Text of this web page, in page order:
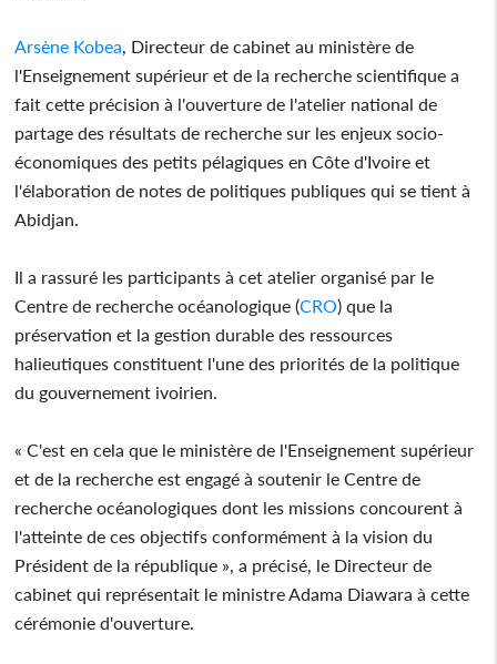
Arsène Kobea, Directeur de cabinet au ministère de
l'Enseignement supérieur et de la recherche scientifique a
fait cette précision à l'ouverture de l'atelier national de
partage des résultats de recherche sur les enjeux socio-
économiques des petits pélagiques en Côte d'Ivoire et
l'élaboration de notes de politiques publiques qui se tient à
Abidjan.
Il a rassuré les participants à cet atelier organisé par le
Centre de recherche océanologique (CRO) que la
préservation et la gestion durable des ressources
halieutiques constituent l'une des priorités de la politique
du gouvernement ivoirien.
« C'est en cela que le ministère de l'Enseignement supérieur
et de la recherche est engagé à soutenir le Centre de
recherche océanologiques dont les missions concourent à
l'atteinte de ces objectifs conformément à la vision du
Président de la république », a précisé, le Directeur de
cabinet qui représentait le ministre Adama Diawara à cette
cérémonie d'ouverture.